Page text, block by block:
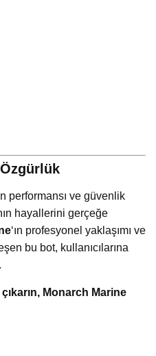
performansı ve güvenlik
hayallerini gerçeğe
‘ın profesyonel yaklaşımı ve
bu bot, kullanıcılarına
Monarch Marine